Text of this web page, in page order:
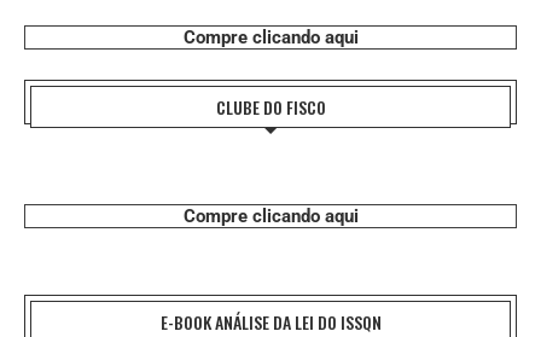
Compre clicando aqui
CLUBE DO FISCO
Compre clicando aqui
E-BOOK ANÁLISE DA LEI DO ISSQN